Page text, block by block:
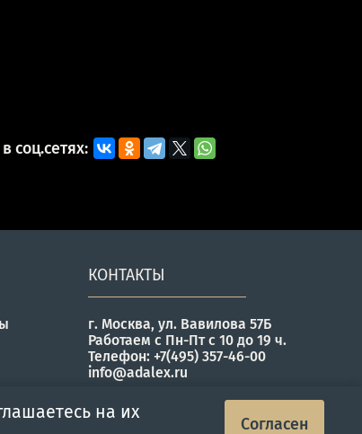
соц.сетях:
КОНТАКТЫ
г. Москва, ул. Вавилова 57Б
Работаем с Пн-Пт с 10 до 19 ч.
Телефон: +7(495) 357-46-00
info@adalex.ru
на их
Согласен